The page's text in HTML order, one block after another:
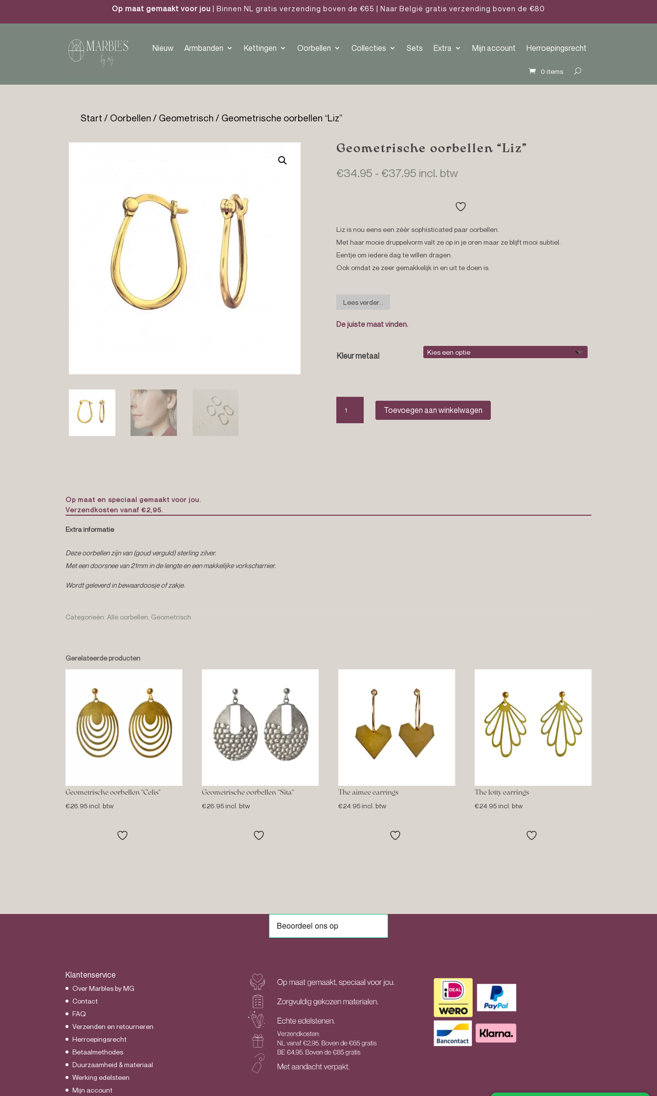
Op maat gemaakt voor jou | Binnen NL gratis verzending boven de €65 | Naar België gratis verzending boven de €80
Nieuw Armbanden Kettingen Oorbellen Collecties Sets Extra Mijn account Herroepingsrecht
0 items
Start / Oorbellen / Geometrisch / Geometrische oorbellen “Liz”
Geometrische oorbellen “Liz”
€34.95 - €37.95Prijsklasse:
incl. btw
Liz is nou eens een zéér sophisticated paar oorbellen.
Met haar mooie druppelvorm valt ze op in je oren maar ze blijft mooi subtiel.
Eentje om iedere dag te willen dragen.
Ook omdat ze zeer gemakkelijk in en uit te doen is.
Lees verder...
De juiste maat vinden.
Kleur metaal
Geometrische
oorbellen
Toevoegen aan winkelwagen
Op maat en speciaal gemaakt voor jou.
Verzendkosten vanaf €2,95.
Extra informatie
Deze oorbellen zijn van (goud verguld) sterling zilver.
Met een doorsnee van 21mm in de lengte en een makkelijke vorkscharnier.
Wordt geleverd in bewaardoosje of zakje.
Categorieën:Alle oorbellen Geometrisch
Gerelateerde producten
Geometrische oorbellen “Celis”
€26.95 incl. btw
Geometrische oorbellen “Sita”
€26.95incl. btw
The aimee earrings
€24.95incl. btw
The lotty earrings
€24.95incl. btw
Klantenservice
Over Marbles by MG
Contact
FAQ
Verzenden en retourneren
Herroepingsrecht
Betaalmethodes
Duurzaamheid & materiaal
Werking edelsteen
Mijn account